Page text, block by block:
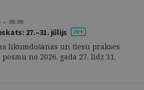
• 08:00
27.–31. jūlijs
likumdošanas un tiesu prakses
no 2026. gada 27. līdz 31.